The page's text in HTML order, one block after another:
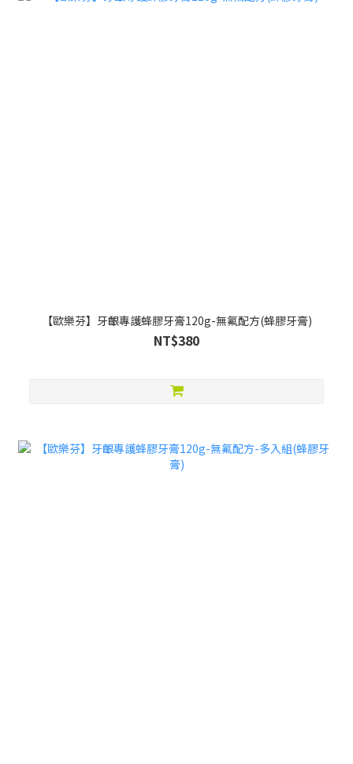
【歐樂芬】牙齦專護蜂膠牙膏120g-無氟配方(蜂膠牙膏)
NT$380